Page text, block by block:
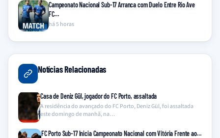
Campeonato Nacional Sub-17 Arranca com Duelo Entre Rio Ave
FC…
há 5 horas
Notícias Relacionadas
Casa de Deniz Gül, jogador do FC Porto, assaltada
A residência do avançado do FC Porto, Deniz Gül, foi assaltada
este domingo de manhã, na…
FC Porto Sub-17 Inicia Campeonato Nacional com Vitória Frente ao…